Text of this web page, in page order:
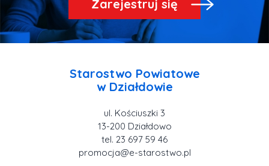
Zarejestruj się
Starostwo Powiatowe
ul. Kościuszki 3
tel. 23 697 59 46
promocja@e-starostwo.pl